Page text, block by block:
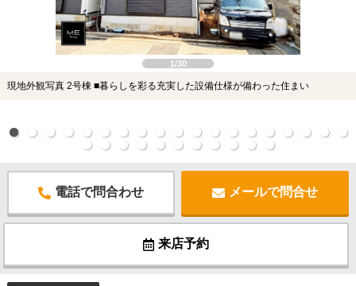
1/30
現地外観写真 2号棟 ■暮らしを彩る充実した設備仕様が備わった住まい
電話で問合わせ メールで問合せ
来店予約